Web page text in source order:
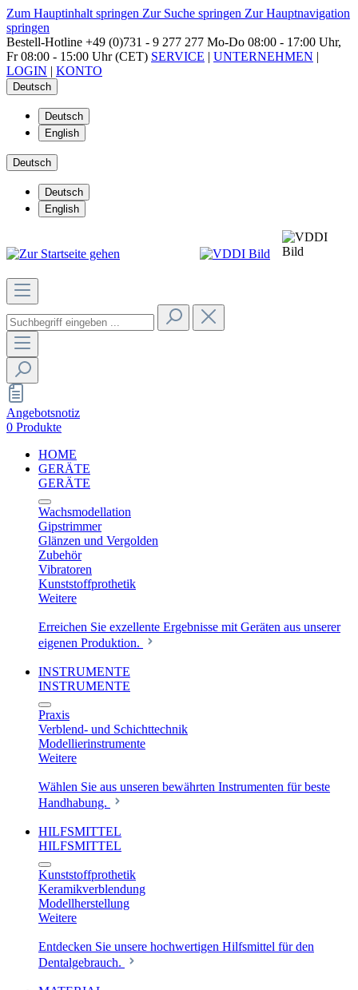
Zum Hauptinhalt springen Zur Suche springen Zur Hauptnavigation
springen
Bestell-Hotline +49 (0)731 - 9 277 277 Mo-Do 08:00 - 17:00 Uhr,
Fr 08:00 - 15:00 Uhr (CET) SERVICE | UNTERNEHMEN |
LOGIN | KONTO
Deutsch
Deutsch
English
Deutsch
Deutsch
English
Angebotsnotiz
0 Produkte
HOME
GERÄTE
GERÄTE
Wachsmodellation
Gipstrimmer
Glänzen und Vergolden
Zubehör
Vibratoren
Kunststoffprothetik
Weitere
Erreichen Sie exzellente Ergebnisse mit Geräten aus unserer
eigenen Produktion.
INSTRUMENTE
INSTRUMENTE
Praxis
Verblend- und Schichttechnik
Modellierinstrumente
Weitere
Wählen Sie aus unseren bewährten Instrumenten für beste
Handhabung.
HILFSMITTEL
HILFSMITTEL
Kunststoffprothetik
Keramikverblendung
Modellherstellung
Weitere
Entdecken Sie unsere hochwertigen Hilfsmittel für den
Dentalgebrauch.